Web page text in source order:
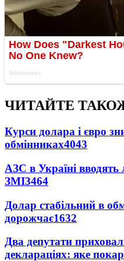
ЧИТАЙТЕ
Курси долара і євро
обмінниках4043
АЗС в Україні вводять
ЗМІ3464
Долар стабільний в
дорожчає1632
Два депутати
деклараціях: яке